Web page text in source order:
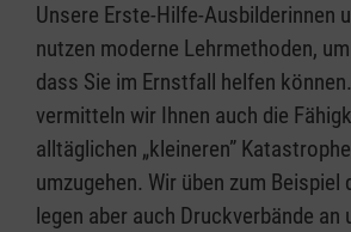
Unsere Erste-Hilfe-Ausbilderinnen
nutzen moderne Lehrmethoden,
dass Sie im Ernstfall helfen
vermitteln wir Ihnen auch die
alltäglichen „kleineren”
umzugehen. Wir üben zum Beispiel
legen aber auch Druckverbände an